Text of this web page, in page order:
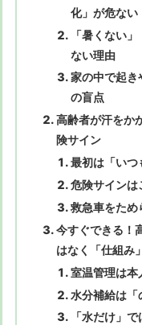
化」が危ない
「暑くない
ない理由
家の中で起き
の盲点
高齢者が汗をか
険サイン
最初は「いつ
危険サインは
救急車をため
今すぐできる！
はなく「仕組み
室温管理は本
水分補給は「
「水だけ」